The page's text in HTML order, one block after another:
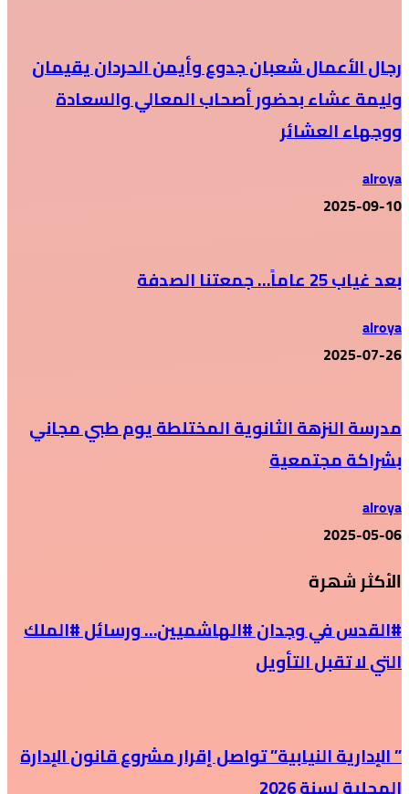
رجال الأعمال شعبان جدوع وأيمن الحردان يقيمان
وليمة عشاء بحضور أصحاب المعالي والسعادة
ووجهاء العشائر
alroya
2025-09-10
بعد غياب 25 عاماً… جمعتنا الصدفة
alroya
2025-07-26
مدرسة النزهة الثانوية المختلطة يوم طبي مجاني
بشراكة مجتمعية
alroya
2025-05-06
الأكثر شهرة
#القدس في وجدان #الهاشميين… ورسائل #الملك
التي لا تقبل التأويل
” الإدارية النيابية” تواصل إقرار مشروع قانون الإدارة